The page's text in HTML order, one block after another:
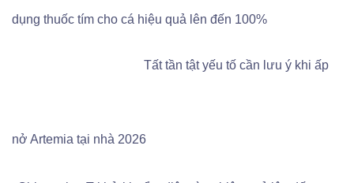
dụng thuốc tím cho cá hiệu quả lên đến 100%
Tất tần tật yếu tố cần lưu ý khi ấp
nở Artemia tại nhà 2026